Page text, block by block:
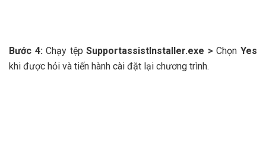
Bước 4:Chạy tệp SupportassistInstaller.exe >Chọn Yes
khi được hỏi và tiến hành cài đặt lại chương trình.